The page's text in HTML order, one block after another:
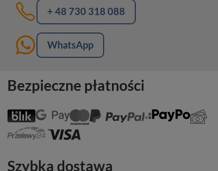
+ 48 730 318 088
WhatsApp
Bezpieczne płatności
Szybka dostawa